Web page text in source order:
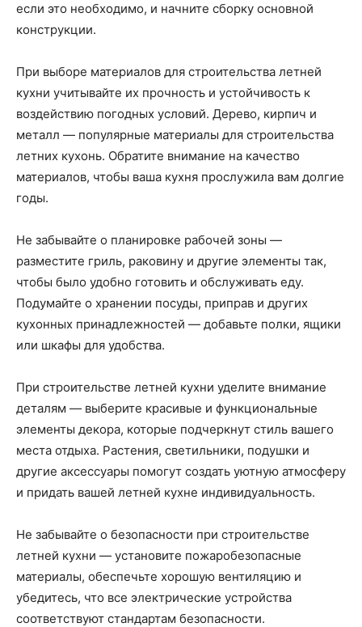
если это необходимо, и начните сборку основной
конструкции.
При выборе материалов для строительства летней
кухни учитывайте их прочность и устойчивость к
воздействию погодных условий. Дерево, кирпич и
металл — популярные материалы для строительства
летних кухонь. Обратите внимание на качество
материалов, чтобы ваша кухня прослужила вам долгие
годы.
Не забывайте о планировке рабочей зоны —
разместите гриль, раковину и другие элементы так,
чтобы было удобно готовить и обслуживать еду.
Подумайте о хранении посуды, приправ и других
кухонных принадлежностей — добавьте полки, ящики
или шкафы для удобства.
При строительстве летней кухни уделите внимание
деталям — выберите красивые и функциональные
элементы декора, которые подчеркнут стиль вашего
места отдыха. Растения, светильники, подушки и
другие аксессуары помогут создать уютную атмосферу
и придать вашей летней кухне индивидуальность.
Не забывайте о безопасности при строительстве
летней кухни — установите пожаробезопасные
материалы, обеспечьте хорошую вентиляцию и
убедитесь, что все электрические устройства
соответствуют стандартам безопасности.